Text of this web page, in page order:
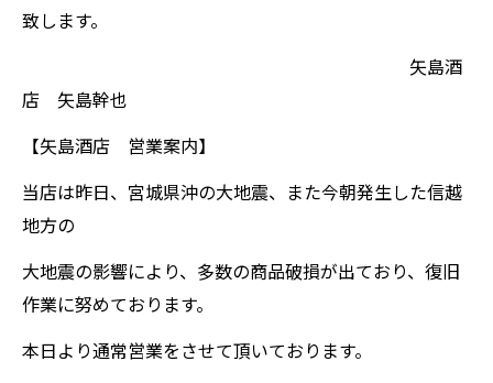
致します。
矢島酒
店 矢島幹也
【矢島酒店 営業案内】
当店は昨日、宮城県沖の大地震、また今朝発生した信越
地方の
大地震の影響により、多数の商品破損が出ており、復旧
作業に努めております。
本日より通常営業をさせて頂いております。